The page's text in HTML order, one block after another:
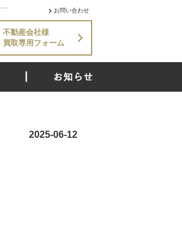
【新店舗情報】本日富士店OPEN！【更新】【新店舗情報】本日 富士店OPEN！ | 浜松市・磐田市・静岡市・焼津市・藤枝市・豊川市・豊橋市の不動産はセンチュリー21中央不動産
不動産会社様
買取専用フォーム
お問い合わせ
お知らせ
2025-06-12